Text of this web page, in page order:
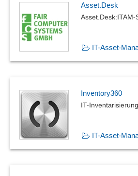
Asset.Desk
IT-Asset-
Inventory360
IT-
IT-Asset-